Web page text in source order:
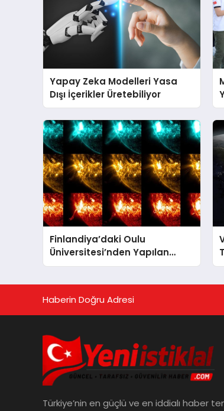
Yapay Zeka Modelleri Yasa
Dışı İçerikler Üretebiliyor
Finlandiya’daki Oulu
Üniversitesi’nden Yapılan
Araştırmaya Göre Milattan
Haberin Doğru Adresi
Türkiye’nin en güçlü ve en iddialı haber